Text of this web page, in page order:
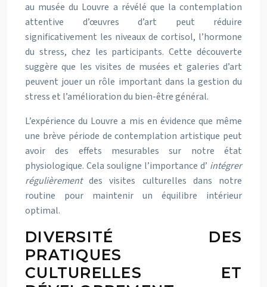
au musée du Louvre a révélé que la contemplation
attentive d’œuvres d’art peut réduire
significativement les niveaux de cortisol, l’hormone
du stress, chez les participants. Cette découverte
suggère que les visites de musées et galeries d’art
peuvent jouer un rôle important dans la gestion du
stress et l’amélioration du bien-être général.
L’expérience du Louvre a mis en évidence que même
une brève période de contemplation artistique peut
avoir des effets mesurables sur notre état
physiologique. Cela souligne l’importance d’ intégrer
régulièrementdes visites culturelles dans notre
routine pour maintenir un équilibre intérieur
optimal.
DIVERSITÉ DES
PRATIQUES
CULTURELLES ET